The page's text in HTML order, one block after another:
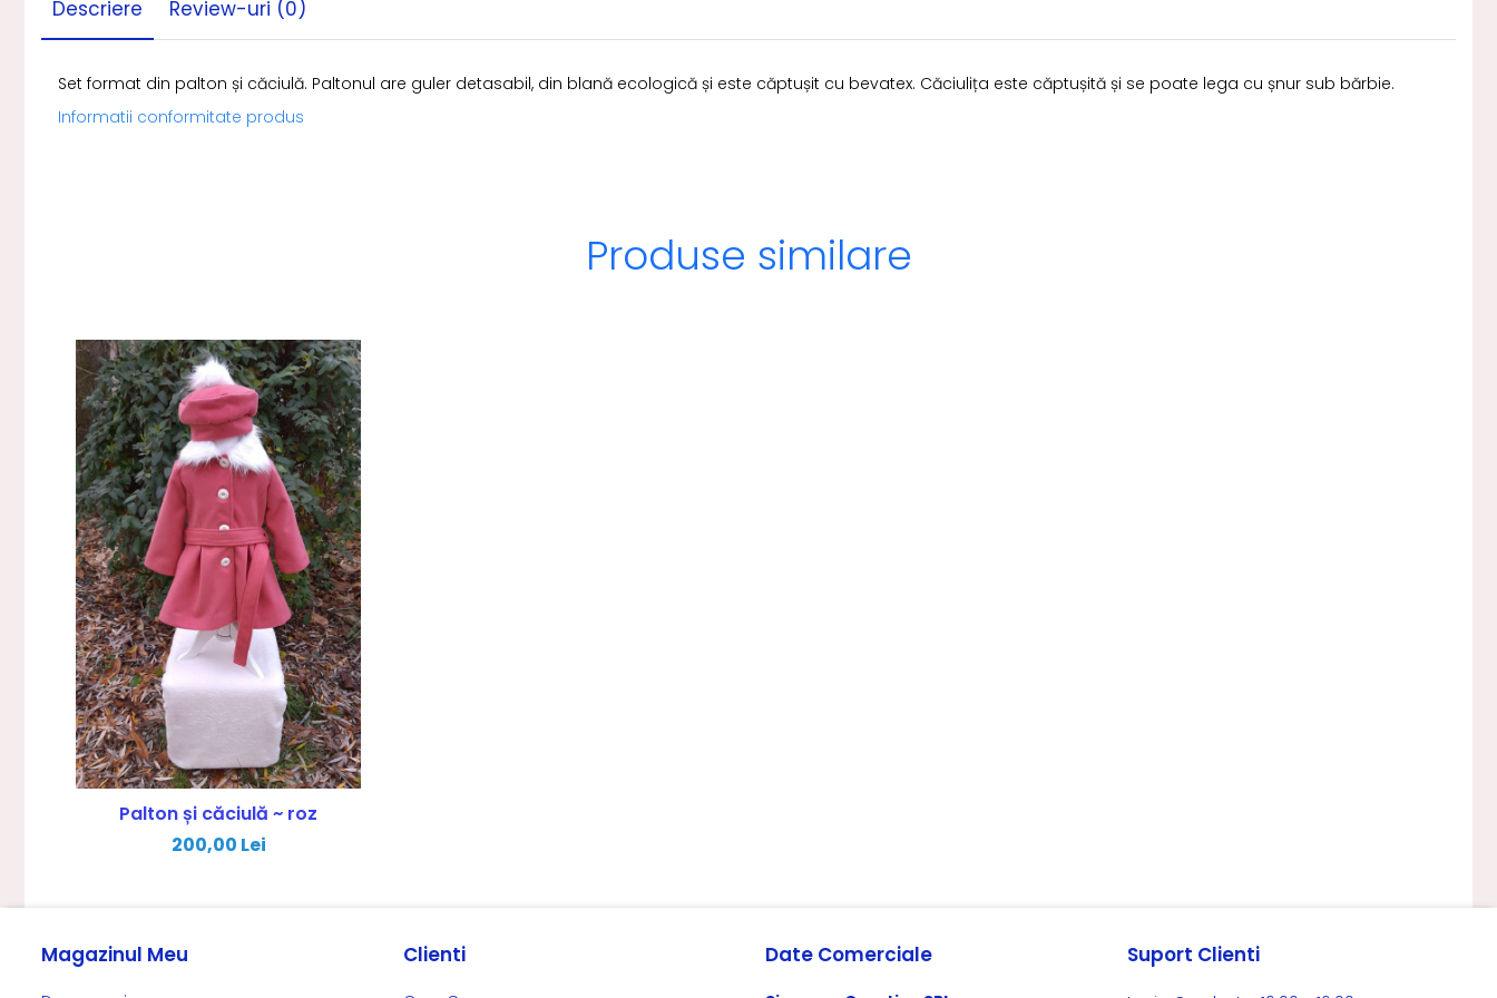
Descriere Review-uri (0)
Set format din palton și căciulă. Paltonul are guler detasabil, din blană ecologică și este căptușit cu bevatex. Căciulița este căptușită și se poate lega cu șnur sub bărbie.
Informatii conformitate produs
Produse similare
Palton și căciulă ~ roz
200,00 Lei
Magazinul Meu Clienti Date Comerciale Suport Clienti